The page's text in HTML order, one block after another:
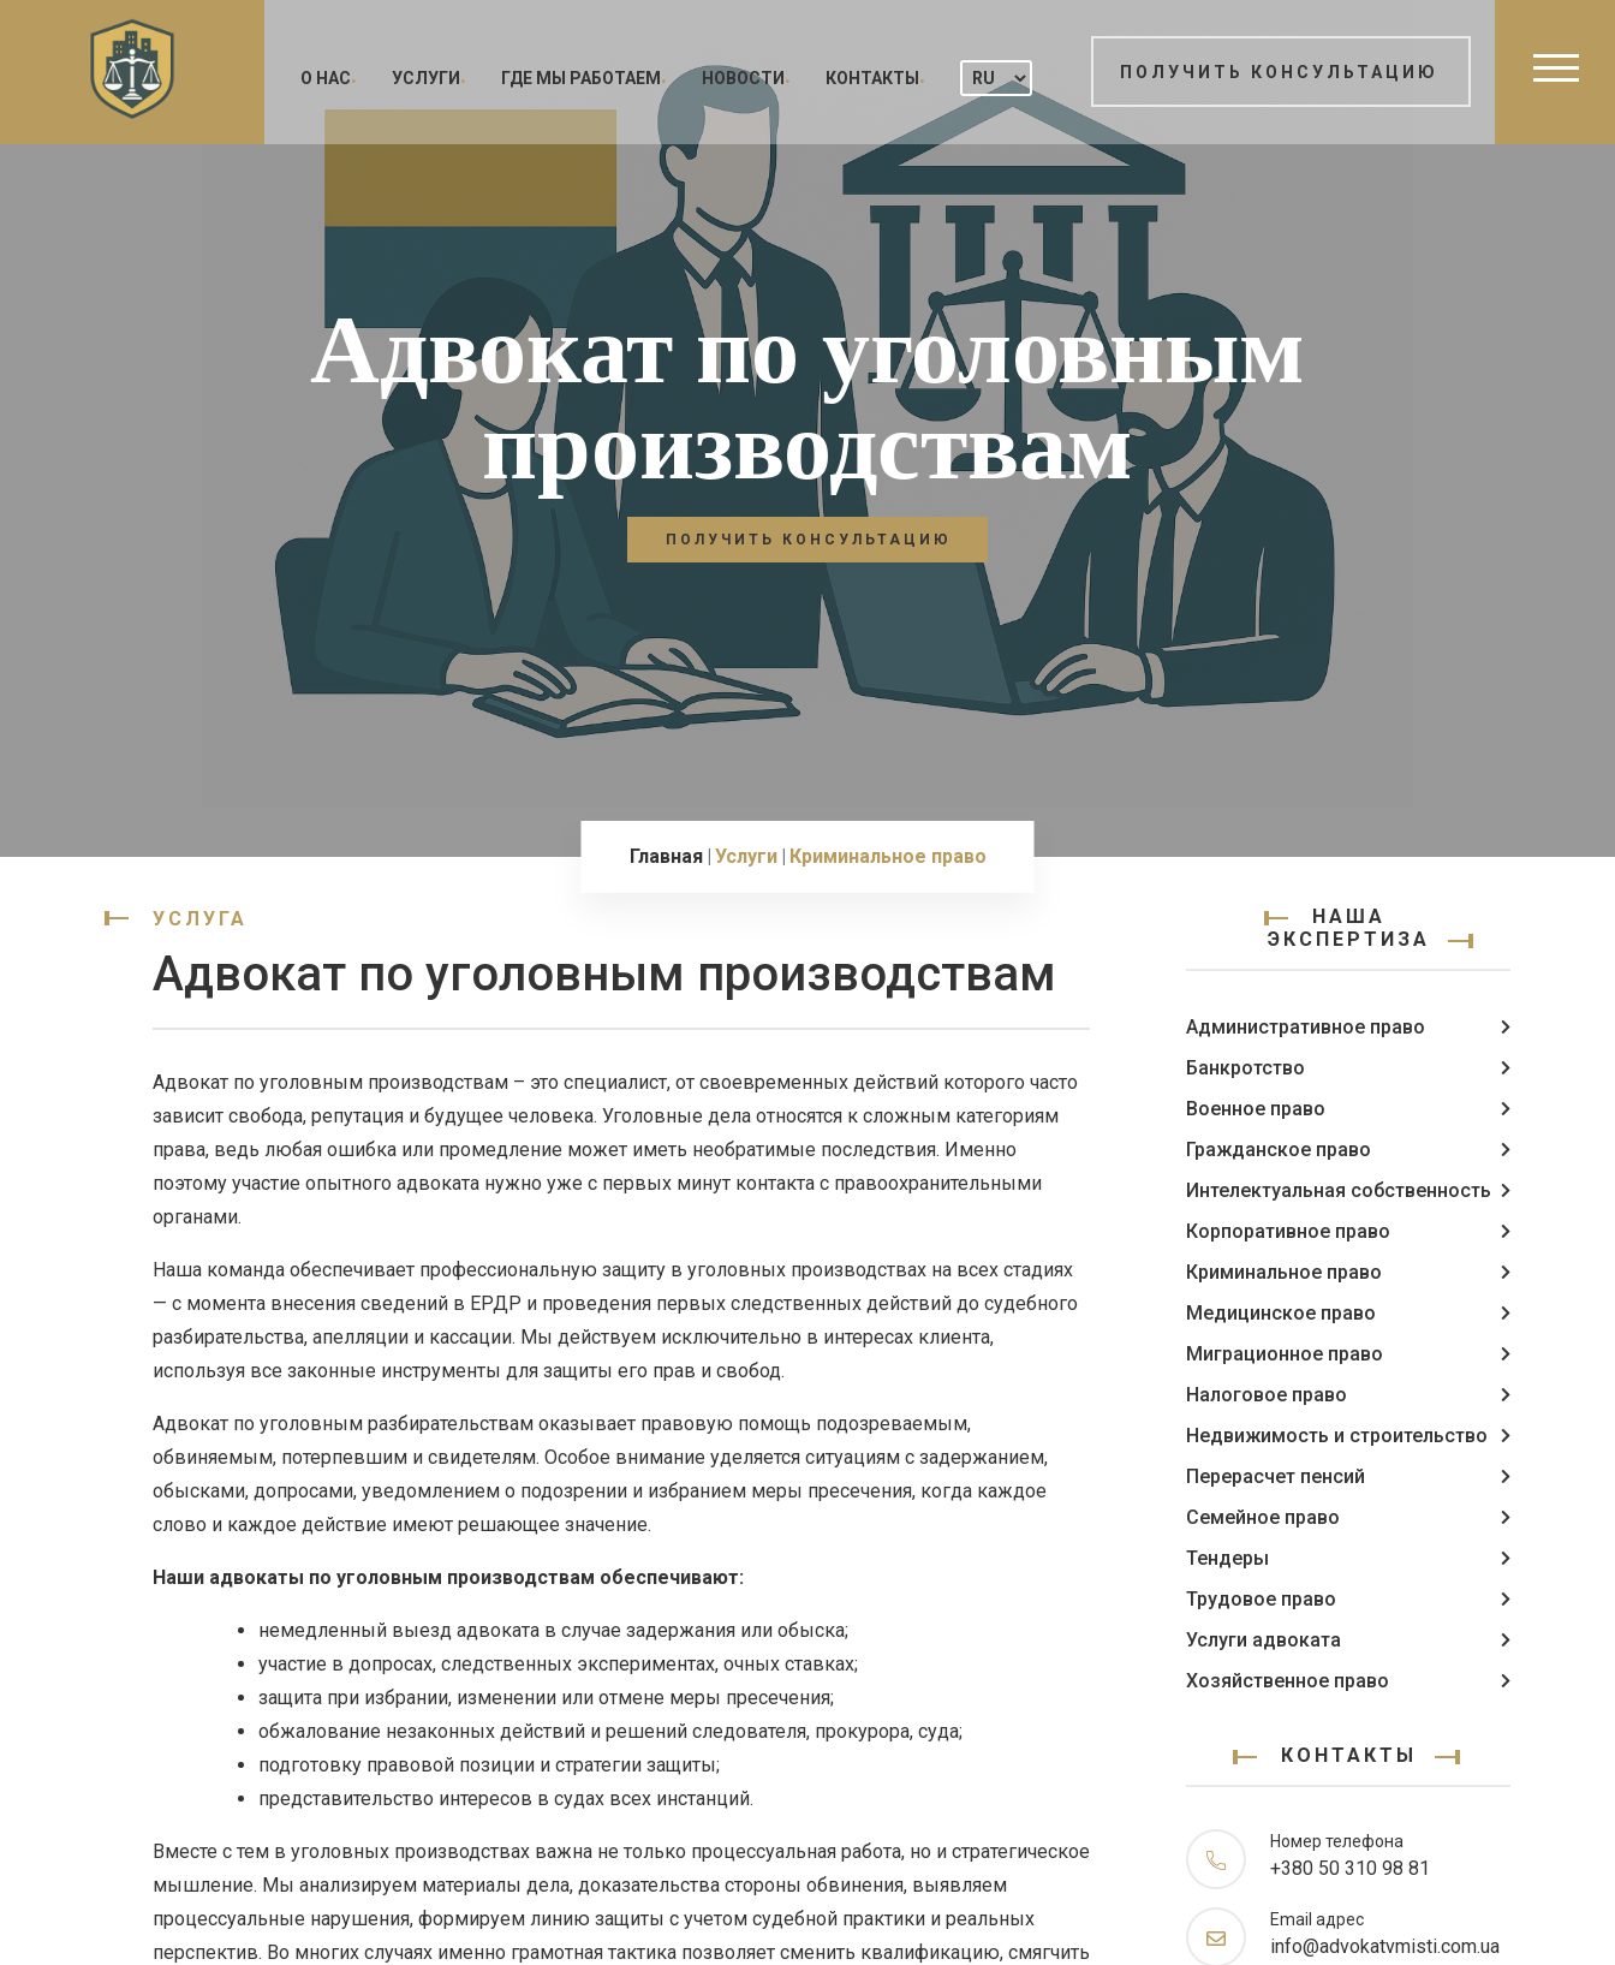
О НАС УСЛУГИ ГДЕ МЫ РАБОТАЕМ НОВОСТИ КОНТАКТЫ ПОЛУЧИТЬ КОНСУЛЬТАЦИЮ
Адвокат по уголовным
производствам
ПОЛУЧИТЬ КОНСУЛЬТАЦИЮ
Главная Услуги Криминальное право
УСЛУГА
Адвокат по уголовным производствам
Адвокат по уголовным производствам – это специалист, от своевременных действий которого часто
зависит свобода, репутация и будущее человека. Уголовные дела относятся к сложным категориям
права, ведь любая ошибка или промедление может иметь необратимые последствия. Именно
поэтому участие опытного адвоката нужно уже с первых минут контакта с правоохранительными
органами.
Наша команда обеспечивает профессиональную защиту в уголовных производствах на всех стадиях
— с момента внесения сведений в ЕРДР и проведения первых следственных действий до судебного
разбирательства, апелляции и кассации. Мы действуем исключительно в интересах клиента,
используя все законные инструменты для защиты его прав и свобод.
Адвокат по уголовным разбирательствам оказывает правовую помощь подозреваемым,
обвиняемым, потерпевшим и свидетелям. Особое внимание уделяется ситуациям с задержанием,
обысками, допросами, уведомлением о подозрении и избранием меры пресечения, когда каждое
слово и каждое действие имеют решающее значение.
Наши адвокаты по уголовным производствам обеспечивают:
немедленный выезд адвоката в случае задержания или обыска;
участие в допросах, следственных экспериментах, очных ставках;
защита при избрании, изменении или отмене меры пресечения;
обжалование незаконных действий и решений следователя, прокурора, суда;
подготовку правовой позиции и стратегии защиты;
представительство интересов в судах всех инстанций.
Вместе с тем в уголовных производствах важна не только процессуальная работа, но и стратегическое
мышление. Мы анализируем материалы дела, доказательства стороны обвинения, выявляем
процессуальные нарушения, формируем линию защиты с учетом судебной практики и реальных
перспектив. Во многих случаях именно грамотная тактика позволяет сменить квалификацию, смягчить
НАША
ЭКСПЕРТИЗА
Административное право
Банкротство
Военное право
Гражданское право
Интелектуальная собственность
Корпоративное право
Криминальное право
Медицинское право
Миграционное право
Налоговое право
Недвижимость и строительство
Перерасчет пенсий
Семейное право
Тендеры
Трудовое право
Услуги адвоката
Хозяйственное право
КОНТАКТЫ
Номер телефона
+380 50 310 98 81
Email адрес
info@advokatvmisti.com.ua